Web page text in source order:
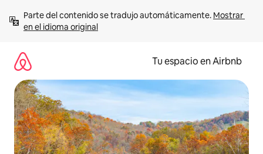
contenido
Parte del contenido se tradujo automáticamente. Mostrar
en el idioma original
Tu espacio en Airbnb